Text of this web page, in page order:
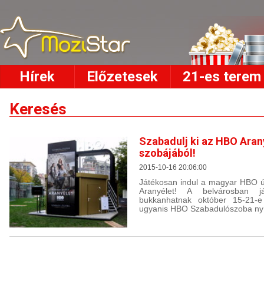
Hírek Előzetesek 21-es terem
Keresés
Szabadulj ki az HBO
szobájából!
2015-10-16 20:06:00
Játékosan indul a magyar HBO
Aranyélet! A belvárosban
bukkanhatnak október 15-
ugyanis HBO Szabadulószoba